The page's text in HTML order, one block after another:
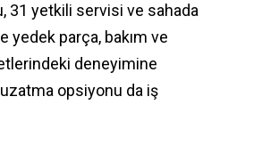
31 yetkili servisi ve sahada
parça, bakım ve
deneyimine
opsiyonu da iş